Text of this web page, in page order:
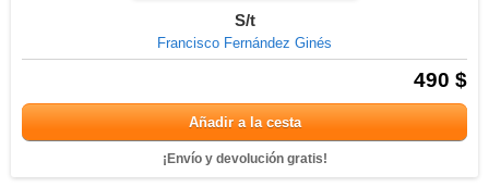
S/t
Francisco Fernández Ginés
490 $
Añadir a la cesta
¡Envío y devolución gratis!